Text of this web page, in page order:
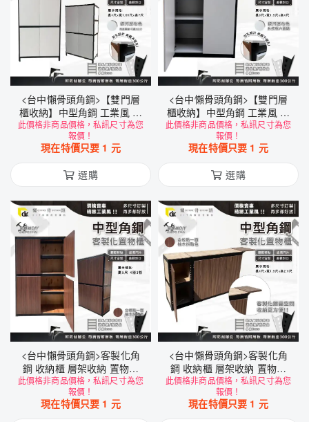
<台中懶骨頭角鋼>【雙門層
櫃收納】中型角鋼 工業風 角
鋼 收納櫃 雙開門 置物櫃 (黑
色/白色) DIY
此價格非商品價格，私訊尺寸為您
報價！
現在特價只要 1 元
選購
<台中懶骨頭角鋼>【雙門層
櫃收納】中型角鋼 工業風 角
鋼 收納架 雙開門 置物櫃 (黑
色/白色) DIY
此價格非商品價格，私訊尺寸為您
報價！
現在特價只要 1 元
選購
<台中懶骨頭角鋼>客製化角
鋼 收納櫃 層架收納 置物架
雙開門層架 工業風層架 收納
架 (黑色/白色)DIY家具
此價格非商品價格，私訊尺寸為您
報價！
現在特價只要 1 元
<台中懶骨頭角鋼>客製化角
鋼 收納櫃 層架收納 置物架
雙開門 層架 工業風層架 收納
架 (黑色/白色)DIY家具
此價格非商品價格，私訊尺寸為您
報價！
現在特價只要 1 元